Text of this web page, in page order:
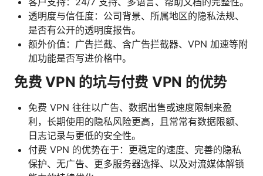
透明度与信任度：公司背景、所属地区的隐私法规、
是否有公开的透明度报告。
额外价值：广告拦截、含广告拦截器、VPN 加速等附
加功能是否写进价格中。
免费 VPN 的坑与付费 VPN 的优势
免费 VPN 往往以广告、数据出售或速度限制来盈
利，长期使用的隐私风险更高，且常常有数据限额、
日志记录与更低的安全性。
付费 VPN 的优势在于：更稳定的速度、完善的隐私
保护、无广告、更多服务器选择、以及对流媒体解锁